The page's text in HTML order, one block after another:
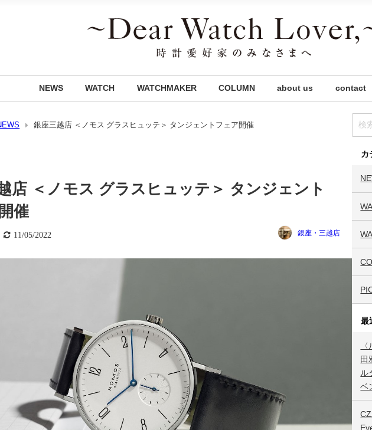
NEWS WATCH WATCHMAKER COLUMN about us contact
銀座三越店 ＜ノモス グラスヒュッテ＞ タンジェントフェア開催
店 ＜ノモス グラスヒュッテ＞ タンジェント
催
11/05/2022 銀座・三越店
カ
最
田
ル
ベ